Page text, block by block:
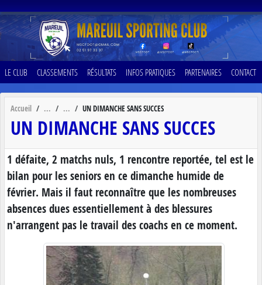
LE CLUB CLASSEMENTS RÉSULTATS INFOS PRATIQUES PARTENAIRES CONTACT
Accueil UN DIMANCHE SANS SUCCES
UN DIMANCHE SANS SUCCES
1 défaite, 2 matchs nuls, 1 rencontre reportée, tel est le
bilan pour les seniors en ce dimanche humide de
février. Mais il faut reconnaître que les nombreuses
absences dues essentiellement à des blessures
n'arrangent pas le travail des coachs en ce moment.